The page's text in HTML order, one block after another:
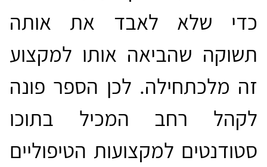
כדי שלא לאבד את אותה
תשוקה שהביאה אותו למקצוע
זה מלכתחילה. לכן הספר פונה
לקהל רחב המכיל בתוכו
סטודנטים למקצועות הטיפוליים